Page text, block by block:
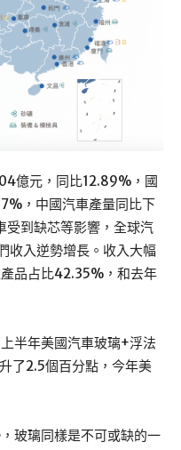
億元，同比12.89%，國
，中國汽車產量同比下
受到缺芯等影響，全球汽
收入逆勢增長。收入大幅
品占比42.35%，和去年
半年美國汽車玻璃+浮法
了2.5個百分點，今年美
玻璃同樣是不可或缺的一